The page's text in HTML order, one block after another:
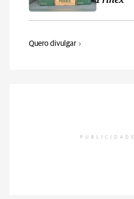
Quero divulgar
PUBLICIDADE